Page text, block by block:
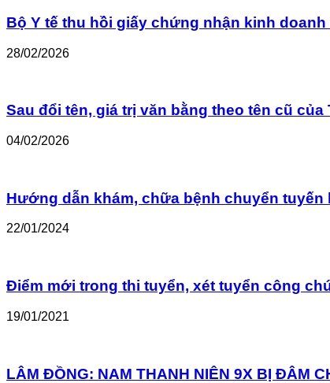
Bộ Y tế thu hồi giấy chứng nhận kinh
28/02/2026
Sau đổi tên, giá trị văn bằng theo tên cũ
04/02/2026
Hướng dẫn khám, chữa bệnh chuyển tuyến
22/01/2024
Điểm mới trong thi tuyển, xét tuyển công
19/01/2021
LÂM ĐỒNG: NAM THANH NIÊN 9X BỊ ĐÂM